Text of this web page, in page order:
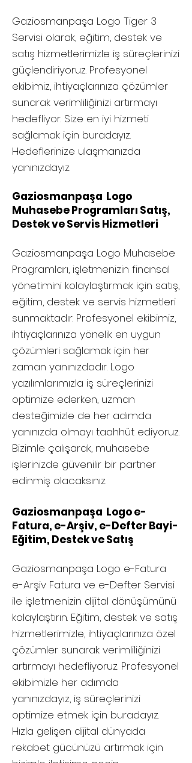
Gaziosmanpaşa Logo Tiger 3
Servisi olarak, eğitim, destek ve
satış hizmetlerimizle iş süreçlerinizi
güçlendiriyoruz. Profesyonel
ekibimiz, ihtiyaçlarınıza çözümler
sunarak verimliliğinizi artırmayı
hedefliyor. Size en iyi hizmeti
sağlamak için buradayız.
Hedeflerinize ulaşmanızda
yanınızdayız.
Gaziosmanpaşa Logo
Muhasebe Programları Satış,
Destek ve Servis Hizmetleri
Gaziosmanpaşa Logo Muhasebe
Programları, işletmenizin finansal
yönetimini kolaylaştırmak için satış,
eğitim, destek ve servis hizmetleri
sunmaktadır. Profesyonel ekibimiz,
ihtiyaçlarınıza yönelik en uygun
çözümleri sağlamak için her
zaman yanınızdadır. Logo
yazılımlarımızla iş süreçlerinizi
optimize ederken, uzman
desteğimizle de her adımda
yanınızda olmayı taahhüt ediyoruz.
Bizimle çalışarak, muhasebe
işlerinizde güvenilir bir partner
edinmiş olacaksınız.
Gaziosmanpaşa Logo e-
Fatura, e-Arşiv, e-Defter Bayi-
Eğitim, Destek ve Satış
Gaziosmanpaşa Logo e-Fatura
e-Arşiv Fatura ve e-Defter Servisi
ile işletmenizin dijital dönüşümünü
kolaylaştırın. Eğitim, destek ve satış
hizmetlerimizle, ihtiyaçlarınıza özel
çözümler sunarak verimliliğinizi
artırmayı hedefliyoruz. Profesyonel
ekibimizle her adımda
yanınızdayız, iş süreçlerinizi
optimize etmek için buradayız.
Hızla gelişen dijital dünyada
rekabet gücünüzü artırmak için